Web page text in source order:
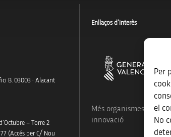
Per
el
No
B. 03003 · Alacant
– Torre 2
(Accés per C/ Nou
Enllaços d’interès
Més organismes de
innovació